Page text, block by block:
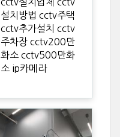
설치방법 cctv주택
cctv추가설치 cctv
주차장 cctv200만
화소 cctv500만화
소 ip카메라